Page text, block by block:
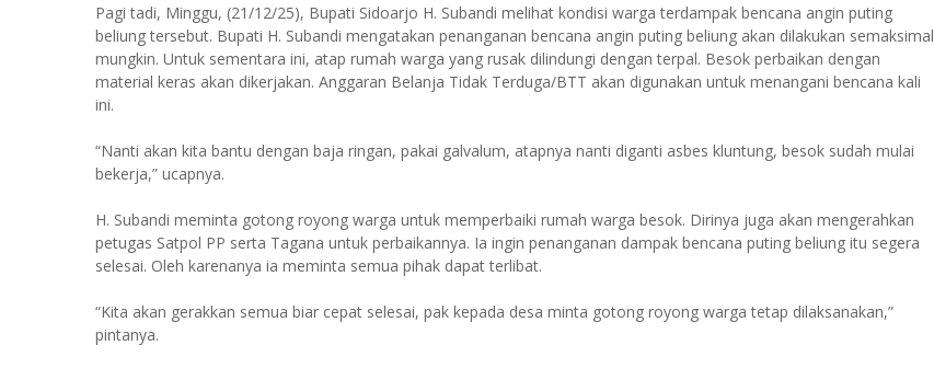
Pagi tadi, Minggu, (21/12/25), Bupati Sidoarjo H. Subandi melihat kondisi warga terdampak bencana angin puting
beliung tersebut. Bupati H. Subandi mengatakan penanganan bencana angin puting beliung akan dilakukan semaksimal
mungkin. Untuk sementara ini, atap rumah warga yang rusak dilindungi dengan terpal. Besok perbaikan dengan
material keras akan dikerjakan. Anggaran Belanja Tidak Terduga/BTT akan digunakan untuk menangani bencana kali
ini.
“Nanti akan kita bantu dengan baja ringan, pakai galvalum, atapnya nanti diganti asbes kluntung, besok sudah mulai
bekerja,” ucapnya.
H. Subandi meminta gotong royong warga untuk memperbaiki rumah warga besok. Dirinya juga akan mengerahkan
petugas Satpol PP serta Tagana untuk perbaikannya. Ia ingin penanganan dampak bencana puting beliung itu segera
selesai. Oleh karenanya ia meminta semua pihak dapat terlibat.
“Kita akan gerakkan semua biar cepat selesai, pak kepada desa minta gotong royong warga tetap dilaksanakan,”
pintanya.